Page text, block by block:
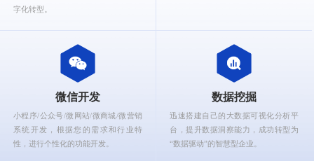
字化转型。
微信开发
小程序/公众号/微网站/微商城/微营销
系统开发，根据您的需求和行业特
性，进行个性化的功能开发。
数据挖掘
迅速搭建自己的大数据可视化分析平
台，提升数据洞察能力，成功转型为
“数据驱动”的智慧型企业。